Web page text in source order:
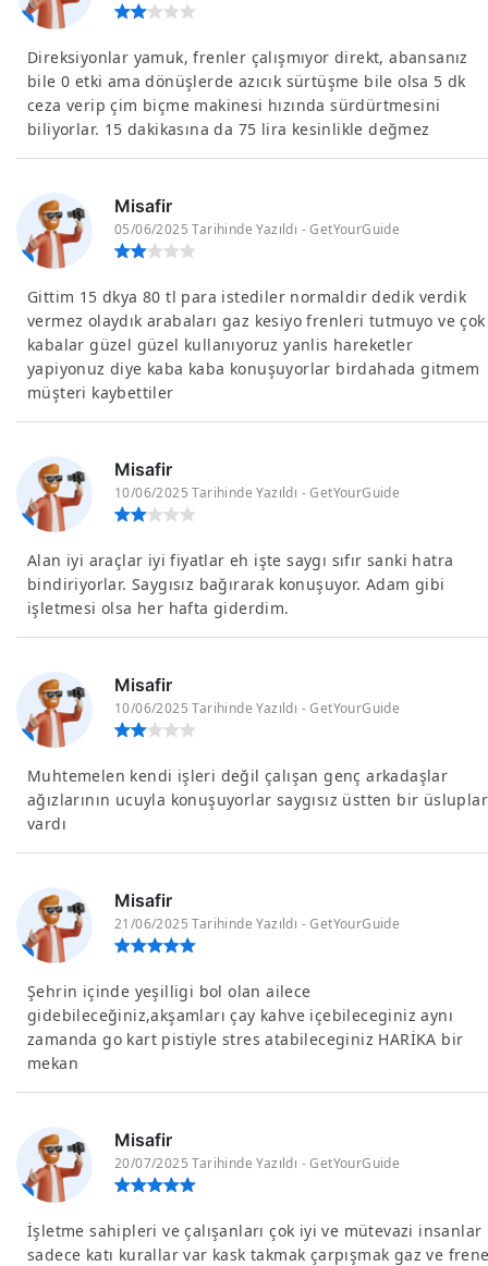
Direksiyonlar yamuk, frenler çalışmıyor direkt, abansanız
bile 0 etki ama dönüşlerde azıcık sürtüşme bile olsa 5 dk
ceza verip çim biçme makinesi hızında sürdürtmesini
biliyorlar. 15 dakikasına da 75 lira kesinlikle değmez
Misafir
05/06/2025 Tarihinde Yazıldı - GetYourGuide
Gittim 15 dkya 80 tl para istediler normaldir dedik verdik
vermez olaydık arabaları gaz kesiyo frenleri tutmuyo ve çok
kabalar güzel güzel kullanıyoruz yanlis hareketler
yapiyonuz diye kaba kaba konuşuyorlar birdahada gitmem
müşteri kaybettiler
Misafir
10/06/2025 Tarihinde Yazıldı - GetYourGuide
Alan iyi araçlar iyi fiyatlar eh işte saygı sıfır sanki hatra
bindiriyorlar. Saygısız bağırarak konuşuyor. Adam gibi
işletmesi olsa her hafta giderdim.
Misafir
10/06/2025 Tarihinde Yazıldı - GetYourGuide
Muhtemelen kendi işleri değil çalışan genç arkadaşlar
ağızlarının ucuyla konuşuyorlar saygısız üstten bir
vardı
Misafir
21/06/2025 Tarihinde Yazıldı - GetYourGuide
Şehrin içinde yeşilligi bol olan ailece
gidebileceğiniz,akşamları çay kahve içebileceginiz aynı
zamanda go kart pistiyle stres atabileceginiz HARİKA bir
mekan
Misafir
20/07/2025 Tarihinde Yazıldı - GetYourGuide
İşletme sahipleri ve çalışanları çok iyi ve mütevazi insanlar
sadece katı kurallar var kask takmak çarpışmak gaz ve